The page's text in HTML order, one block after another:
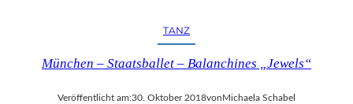
TANZ
München – Staatsballet – Balanchines „Jewels“
Veröffentlicht am:30. Oktober 2018von Michaela Schabel